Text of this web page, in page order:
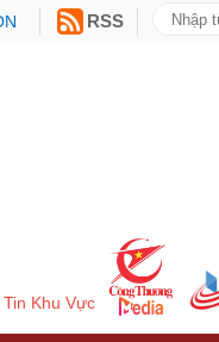
RSS
Tin Khu Vực